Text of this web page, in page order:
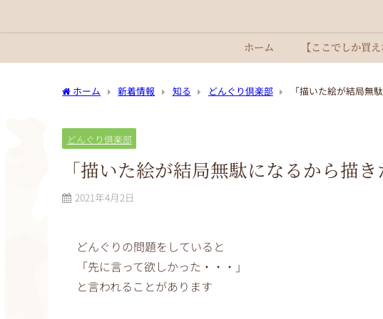
ホーム 【ここでしか買
ホーム 新着情報 知る どんぐり倶楽部 「描いた絵が結局無
どんぐり倶楽部
「描いた絵が結局無駄になるから描
2021年4月2日
どんぐりの問題をしていると
「先に言って欲しかった・・・」
と言われることがあります